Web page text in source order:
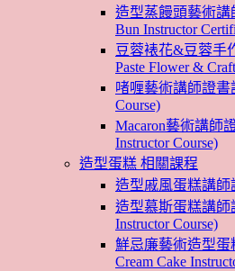
造型蒸饅頭藝術講
Bun Instructor
豆蓉裱花&豆蓉手
Paste Flower &
啫喱藝術講師證書
Course)
Macaron藝術講師
Instructor Course)
造型蛋糕 相關課程
造型戚風蛋糕講師
造型慕斯蛋糕講師
Instructor Course)
鮮忌廉藝術造型蛋
Cream Cake